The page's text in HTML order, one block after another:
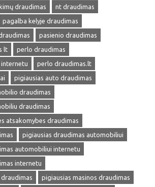
draudimas
nt draudimas
pagalba kelyje draudimas
pasienio draudimas
lt
perlo draudimas
perlo draudimas.lt
pigiausias auto draudimas
draudimas
draudimas
atsakomybes draudimas
pigiausias draudimas automobiliui
automobiliui internetu
internetu
pigiausias masinos draudimas